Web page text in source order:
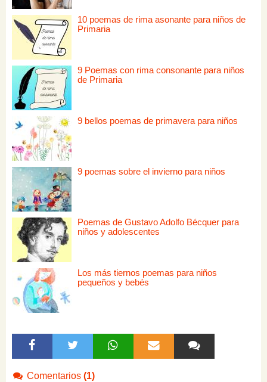
10 poemas de rima asonante para niños de
Primaria
9 Poemas con rima consonante para niños
de Primaria
9 bellos poemas de primavera para niños
9 poemas sobre el invierno para niños
Poemas de Gustavo Adolfo Bécquer para
niños y adolescentes
Los más tiernos poemas para niños
pequeños y bebés
Comentarios (1)